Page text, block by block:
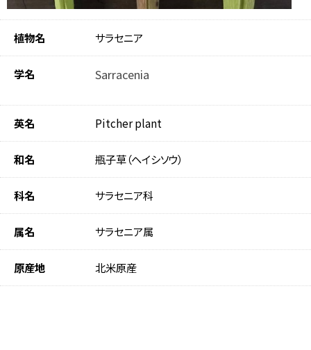
植物名 サラセニア
学名 Sarracenia
英名 Pitcher plant
和名 瓶子草（ヘイシソウ）
科名 サラセニア科
属名 サラセニア属
原産地 北米原産